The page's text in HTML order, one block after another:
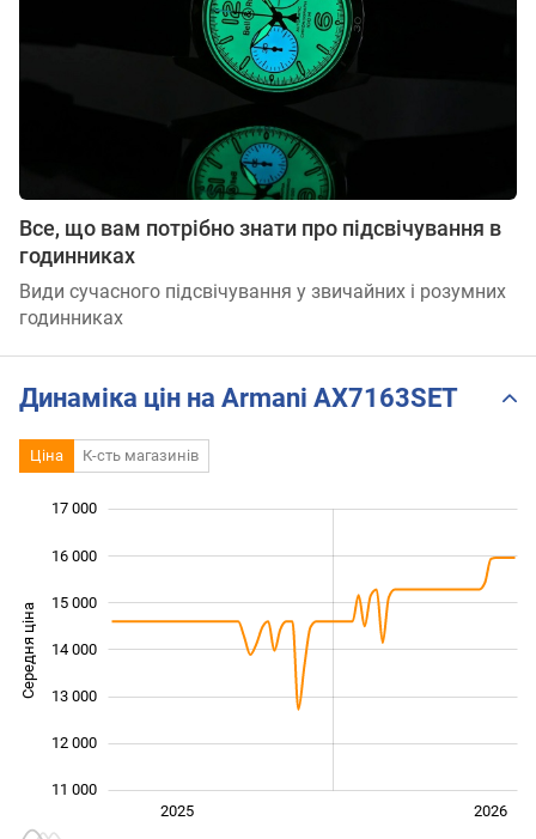
Все, що вам потрібно знати про підсвічування в
годинниках
Види сучасного підсвічування у звичайних і розумних
годинниках
Динаміка цін на Armani AX7163SET
Ціна К-сть магазинів
Середня ціна 11 000
11 000
12 000
13 000
14 000
15 000
16 000
17 000
2026
2025